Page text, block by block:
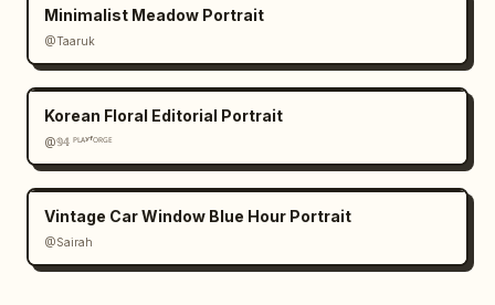
Minimalist Meadow Portrait
@Taaruk
Korean Floral Editorial Portrait
@𝟡𝟜 ᴾᴸᴬʸᶠᴼᴿᴳᴱ
Vintage Car Window Blue Hour Portrait
@Sairah